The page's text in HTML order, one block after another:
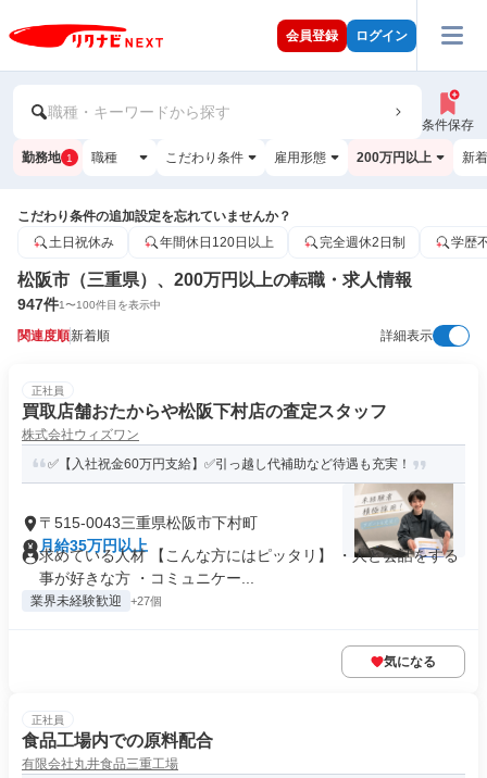
会員登録 ログイン
職種・キーワードから探す
条件保存
勤務地 1 職種 こだわり条件 雇用形態 200万円以上 新
こだわり条件の追加設定を忘れていませんか？
土日祝休み
年間休日120日以上 完全週休2日制 学歴
松阪市（三重県）、200万円以上の転職・求人情報
947件1〜100件目を表示中
関連度順新着順 詳細表示
正社員
買取店舗おたからや松阪下村店の査定スタッフ
株式会社ウィズワン
✅【入社祝金60万円支給】✅引っ越し代補助など待遇も充実！
〒515-0043三重県松阪市下村町
月給35万円以上
求めている人材 【こんな方にはピッタリ】 ・人と会話をする
事が好きな方 ・コミュニケー...
業界未経験歓迎 +27個
気になる
正社員
食品工場内での原料配合
有限会社丸井食品三重工場